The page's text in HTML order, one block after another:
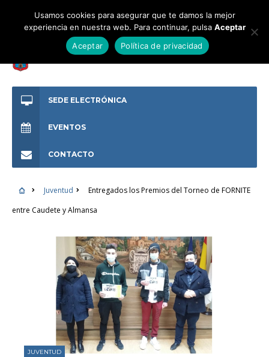
SEDE ELECTRÓNICA
EVENTOS
CONTACTO
Juventud
Entregados los Premios del Torneo de FORNITE
entre Caudete y Almansa
JUVENTUD
Usamos cookies para asegurar que te damos la mejor
experiencia en nuestra web. Para continuar, pulsa Aceptar
Aceptar
Política de privacidad